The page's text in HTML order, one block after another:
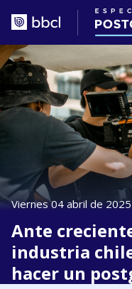
Viernes 04 abril de
Ante
industria
hacer un